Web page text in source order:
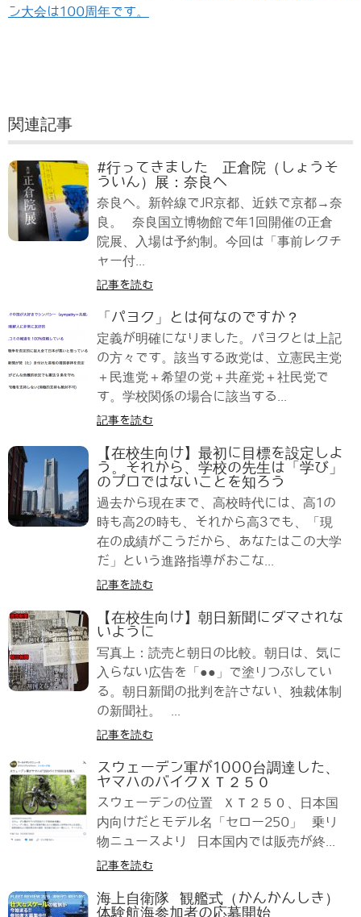
ン大会は100周年です。
関連記事
#行ってきました 正倉院（しょうそ
ういん）展：奈良へ
奈良へ。新幹線でJR京都、近鉄で京都→奈
良。 奈良国立博物館で年1回開催の正倉
院展、入場は予約制。今回は「事前レクチ
ャー付...
記事を読む
「パヨク」とは何なのですか？
定義が明確になりました。パヨクとは上記
の方々です。該当する政党は、立憲民主党
＋民進党＋希望の党＋共産党＋社民党で
す。学校関係の場合に該当する...
記事を読む
【在校生向け】最初に目標を設定しよ
う。それから、学校の先生は「学び」
のプロではないことを知ろう
過去から現在まで、高校時代には、高1の
時も高2の時も、それから高3でも、「現
在の成績がこうだから、あなたはこの大学
だ」という進路指導がおこな...
記事を読む
【在校生向け】朝日新聞にダマされな
いように
写真上：読売と朝日の比較。朝日は、気に
入らない広告を「●●」で塗りつぶしてい
る。朝日新聞の批判を許さない、独裁体制
の新聞社。 ...
記事を読む
スウェーデン軍が1000台調達した、
ヤマハのバイクＸＴ２５０
スウェーデンの位置 ＸＴ２５０、日本国
内向けだとモデル名「セロー250」 乗り
物ニュースより 日本国内では販売が終...
記事を読む
海上自衛隊 観艦式（かんかんしき）
体験航海参加者の応募開始